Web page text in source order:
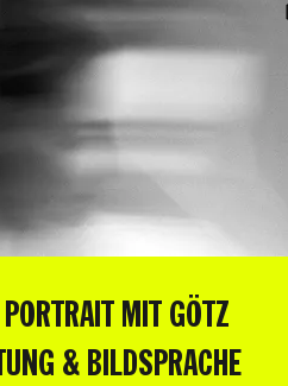
MIT GÖTZ
& BILDSPRACHE